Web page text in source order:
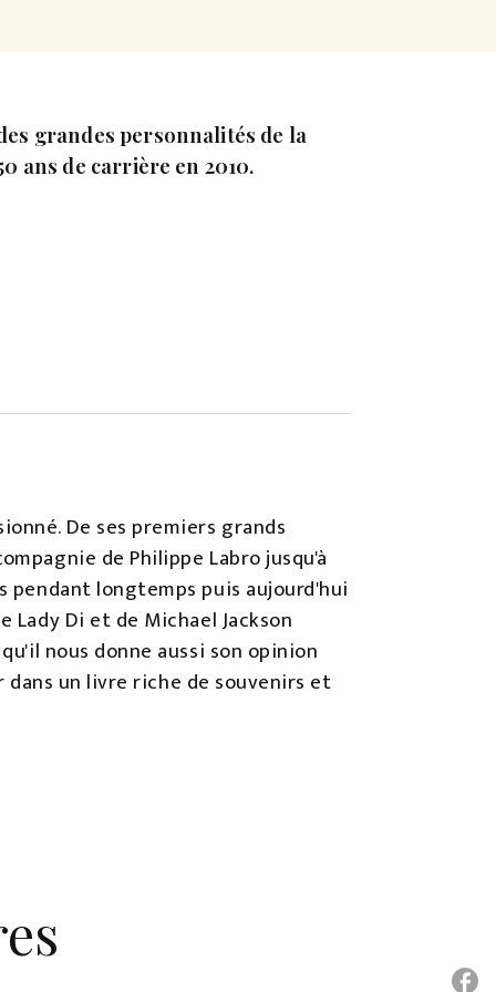
grandes personnalités de la
ans de carrière en 2010.
De ses premiers grands
de Philippe Labro jusqu'à
pendant longtemps puis aujourd'hui
Di et de Michael Jackson
nous donne aussi son opinion
un livre riche de souvenirs et